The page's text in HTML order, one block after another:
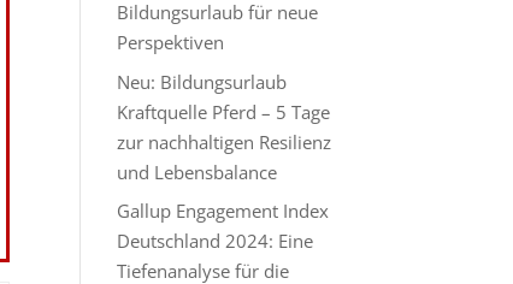
Bildungsurlaub für neue
Perspektiven
Neu: Bildungsurlaub
Kraftquelle Pferd – 5 Tage
zur nachhaltigen Resilienz
und Lebensbalance
Gallup Engagement Index
Deutschland 2024: Eine
Tiefenanalyse für die